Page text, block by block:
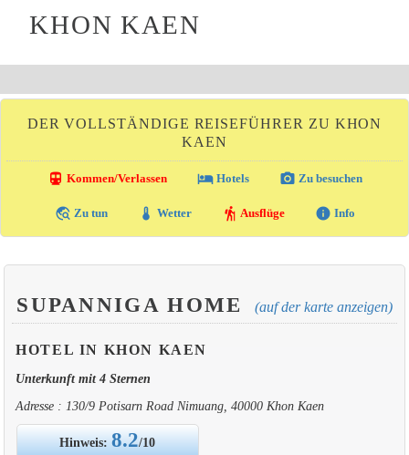
KHON KAEN
DER VOLLSTÄNDIGE REISEFÜHRER ZU KHON
KAEN
directions_transit Kommen/Verlassen local_hotelHotels photo_camera Zu besuchen
travel_explore Zu tun thermostat Wetter hiking Ausflüge info Info
SUPANNIGA HOME (auf der karte anzeigen)
HOTEL IN KHON KAEN
Unterkunft mit 4 Sternen
Adresse : 130/9 Potisarn Road Nimuang, 40000 Khon Kaen
Hinweis:8.2/10